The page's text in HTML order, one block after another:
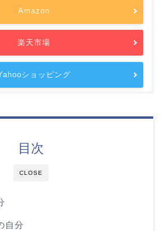
Amazon
楽天市場
ショッピング
CLOSE
目次
自分